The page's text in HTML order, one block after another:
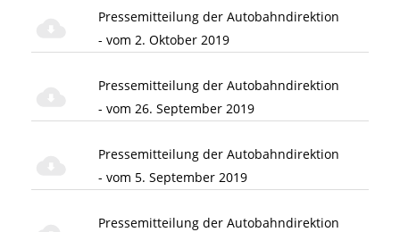
Pressemitteilung der Autobahndirektion
- vom 2. Oktober 2019
Pressemitteilung der Autobahndirektion
- vom 26. September 2019
Pressemitteilung der Autobahndirektion
- vom 5. September 2019
Pressemitteilung der Autobahndirektion